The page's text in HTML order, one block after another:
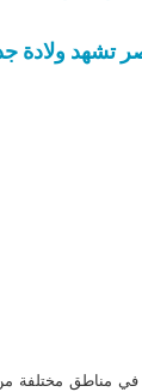
تشهد ولادة
في مناطق